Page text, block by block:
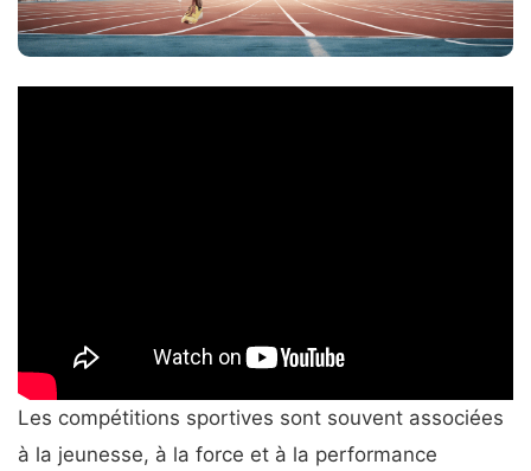
Les compétitions sportives sont souvent associées
à la jeunesse, à la force et à la performance